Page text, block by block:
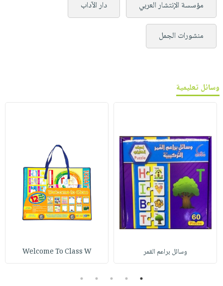
مؤسسة الإنتشار العربي دار الآداب
منشورات الجمل
وسائل تعليمية
وسائل براعم القمر Welcome To Class W
1
2
3
4
5